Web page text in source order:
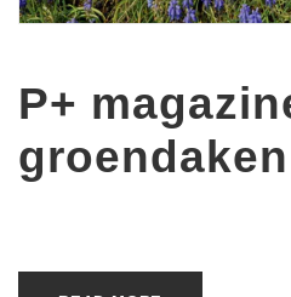
P+
groendaken